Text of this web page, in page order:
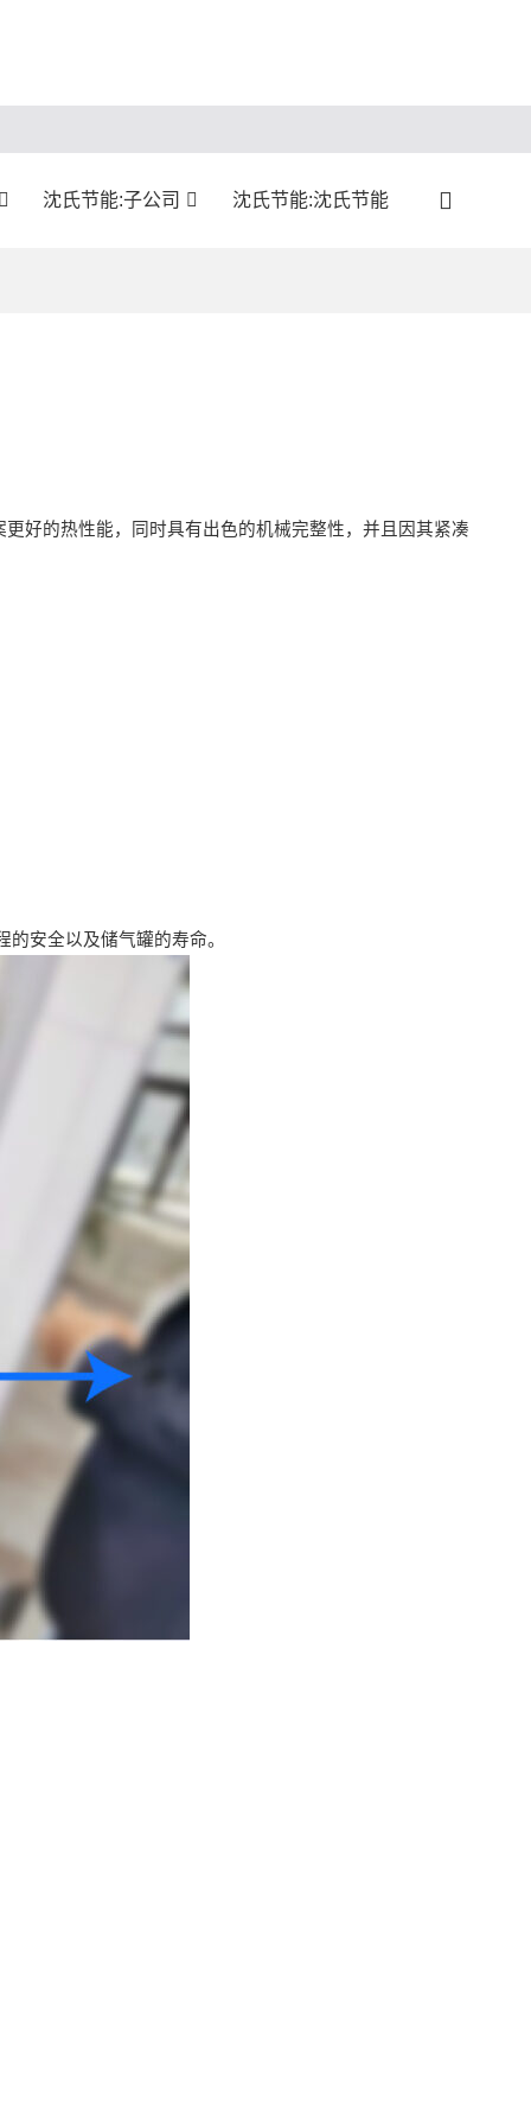
沈氏节能:子公司 沈氏节能:沈氏节能
好的热性能，同时具有出色的机械完整性，并且因其紧凑
安全以及储气罐的寿命。